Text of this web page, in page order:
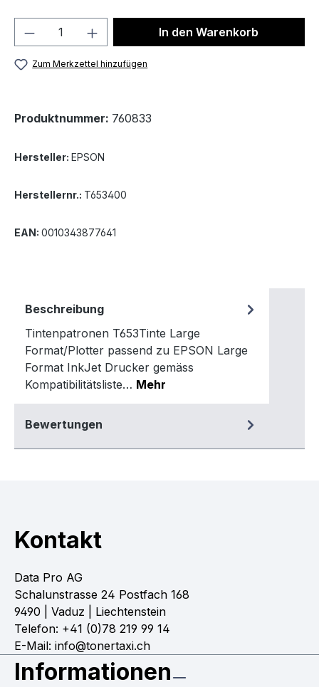
Produkt Anzahl: Gib denIn den Warenkorb
Zum Merkzettel hinzufügen
Produktnummer: 760833
Hersteller: EPSON
Herstellernr.: T653400
EAN: 0010343877641
Beschreibung
Tintenpatronen T653Tinte Large
Format/Plotter passend zu EPSON Large
Format InkJet Drucker gemäss
Kompatibilitätsliste… Mehr
Bewertungen
Kontakt
Data Pro AG
Schalunstrasse 24 Postfach 168
9490 | Vaduz | Liechtenstein
Telefon: +41 (0)78 219 99 14
E-Mail: info@tonertaxi.ch
Informationen